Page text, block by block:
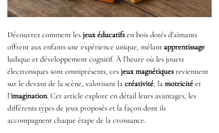
Découvrez comment les jeux éducatifsen bois dotés d’aimants
offrent aux enfants une expérience unique, mêlant apprentissage
ludique et développement cognitif. À l’heure où les jouets
électroniques sont omniprésents, ces jeux magnétiquesreviennent
sur le devant de la scène, valorisant la créativité, la motricité et
l’imagination. Cet article explore en détail leurs avantages, les
différents types de jeux proposés et la façon dont ils
accompagnent chaque étape de la croissance.